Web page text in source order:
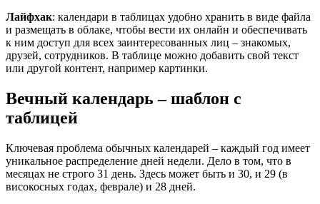
Лайфхак: календари в таблицах удобно хранить в виде файла
и размещать в облаке, чтобы вести их онлайн и обеспечивать
к ним доступ для всех заинтересованных лиц – знакомых,
друзей, сотрудников. В таблице можно добавить свой текст
или другой контент, например картинки.
Вечный календарь – шаблон с
таблицей
Ключевая проблема обычных календарей – каждый год имеет
уникальное распределение дней недели. Дело в том, что в
месяцах не строго 31 день. Здесь может быть и 30, и 29 (в
високосных годах, феврале) и 28 дней.